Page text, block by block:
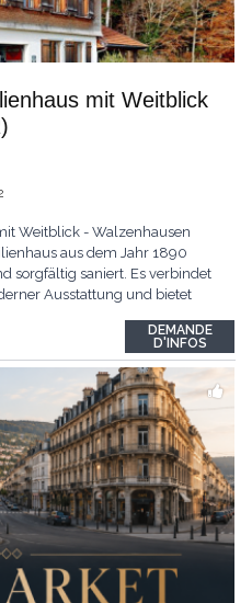
mit Weitblick
Weitblick - Walzenhausen
aus dem Jahr 1890
sorgfältig saniert. Es verbindet
Ausstattung und bietet
die Nähe zur Natur, gute
Wohnumfeld. Highlights...
DEMANDE
D'INFOS